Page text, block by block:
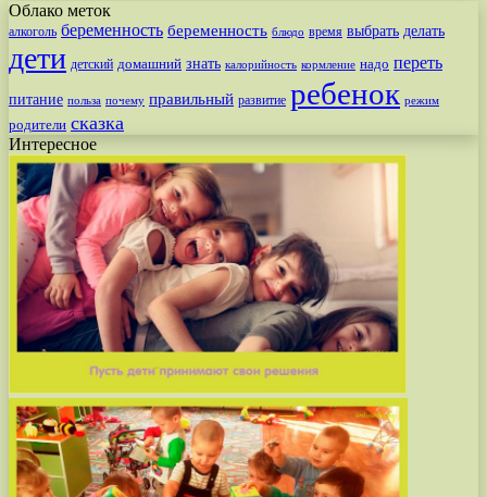
Облако меток
алкоголь беременность беременность блюдо время выбрать делать
дети детский домашний знать калорийность кормление надо переть
питание польза почему правильный развитие ребенок режим
родители сказка
Интересное